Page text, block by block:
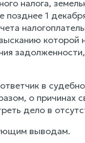
налога,
позднее 1
которой
в
о причинах
дело в
выводам.